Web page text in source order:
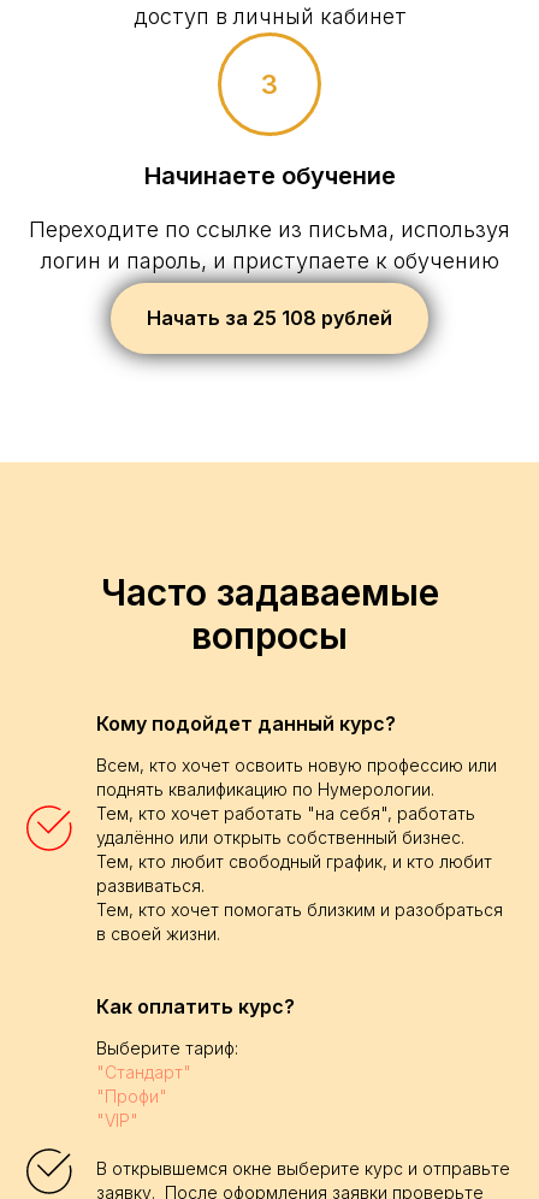
доступ в личный кабинет
Начинаете обучение
Переходите по ссылке из письма, используя
логин и пароль, и приступаете к обучению
Начать за 25 108 рублей
Часто задаваемые
вопросы
Кому подойдет данный курс?
Всем, кто хочет освоить новую профессию или
поднять квалификацию по Нумерологии.
Тем, кто хочет работать "на себя", работать
удалённо или открыть собственный бизнес.
Тем, кто любит свободный график, и кто любит
развиваться.
Тем, кто хочет помогать близким и разобраться
в своей жизни.
Как оплатить курс?
Выберите тариф:
"Стандарт"
"Профи"
"VIP"
В открывшемся окне выберите курс и отправьте
заявку. После оформления заявки проверьте